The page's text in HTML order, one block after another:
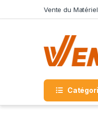
Vente du